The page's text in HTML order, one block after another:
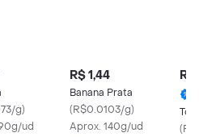
g)
ud
R$ 1,44
Banana Prata
(R$0.0103/g)
Aprox. 140g/ud
R$
(